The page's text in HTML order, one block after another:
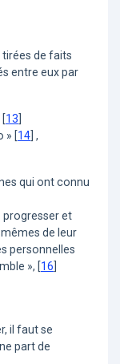
de faits
entre eux par
[13
» [14 ,
qui ont connu
progresser et
de leur
personnelles
», [16
il faut se
part de